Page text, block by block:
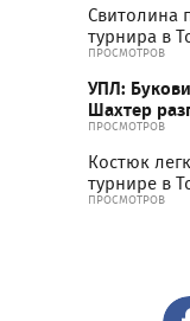
Свитолина
турнира в
ПРОСМОТРОВ
УПЛ:
Шахтер
ПРОСМОТРОВ
Костюк
турнире в
ПРОСМОТРОВ